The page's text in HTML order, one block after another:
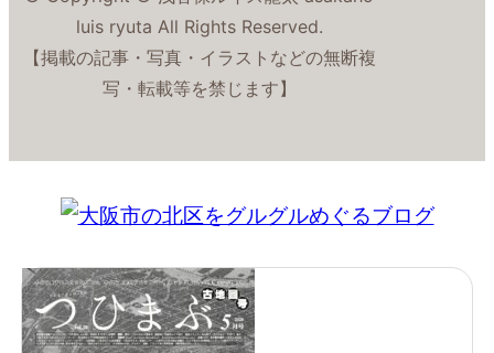
luis ryuta All Rights Reserved.
【掲載の記事・写真・イラストなどの無断複
写・転載等を禁じます】